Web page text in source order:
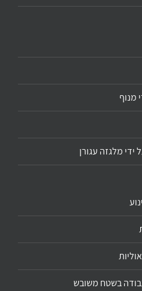
מנוף
מלגזה עגורן
בשטח משובש